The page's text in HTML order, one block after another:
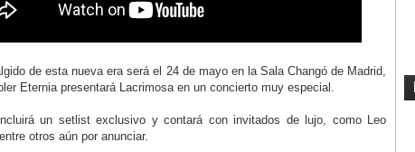
de esta nueva era será el 24 de mayo en la Sala Changó de Madrid,
Eternia presentará Lacrimosa en un concierto muy especial.
un setlist exclusivo y contará con invitados de lujo, como Leo
otros aún por anunciar.